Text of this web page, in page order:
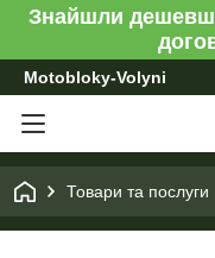
Знайшли
Motobloky-Volyni
Товари та послуги